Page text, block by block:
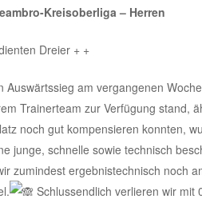
Kreisoberliga – Herren
Dreier + +
Auswärtssieg am vergangenen
Trainerteam zur Verfügung stand,
noch gut kompensieren konnten,
junge, schnelle sowie technisch
zumindest ergebnistechnisch noch
Schlussendlich verlieren wir